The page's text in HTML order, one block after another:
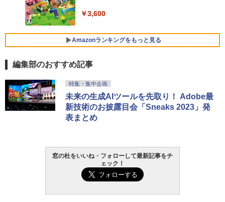
Core i5/16GB/SSD 512GB/ホワイト) FM
VWK3E15W_AZ
￥139,880
￥3,600
Amazonランキングをもっと見る
生成AIパスポート公式テキスト 第４版
￥1,766
出す プロンプトの言葉 AI画像生成シリー
ズ (はぴーイラストLabo)
￥480
Amazon Kindle Paperwhite (16GB) 7イ
週間持続バッテリー、広告なし、ブラッ
ク
Amazon Kindle - 目に優しい、かさばら
ない、大きな画面で読みやすい、6週間持
続バッテリー、6インチディスプレイ電子
書籍リーダー、ブラック、16GB、広告な
編集部のおすすめ記事
特集・集中企画
未来の生成AIツールを先取り！ Adobe最
新技術のお披露目会「Sneaks 2023」発
表まとめ
窓の杜をいいね・フォローして最新記事をチ
ェック！